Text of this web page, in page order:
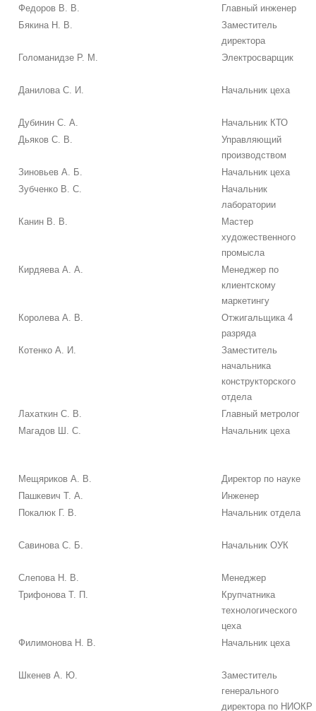
Федоров В. В.
Главный инженер
Бякина Н. В.
Заместитель
директора
Голоманидзе Р. М.
Электросварщик
Данилова С. И. Начальник цеха
Дубинин С. А.
Начальник КТО
Дьяков С. В.
Управляющий
производством
Зиновьев А. Б.
Начальник цеха
Зубченко В. С.
Начальник
лаборатории
Канин В. В.
Мастер
художественного
промысла
Кирдяева А. А.
Менеджер по
клиентскому
маркетингу
Королева А. В.
Отжигальщика 4
разряда
Котенко А. И.
Заместитель
начальника
конструкторского
отдела
Лахаткин С. В.
Главный метролог
Магадов Ш. С.
Начальник цеха
Мещяриков А. В.
Директор по науке
Пашкевич Т. А.
Инженер
Покалюк Г. В.
Начальник отдела
Савинова С. Б. Начальник ОУК
Слепова Н. В.
Менеджер
Трифонова Т. П.
Крупчатника
технологического
цеха
Филимонова Н. В.
Начальник цеха
Шкенев А. Ю.
Заместитель
генерального
директора по НИОКР